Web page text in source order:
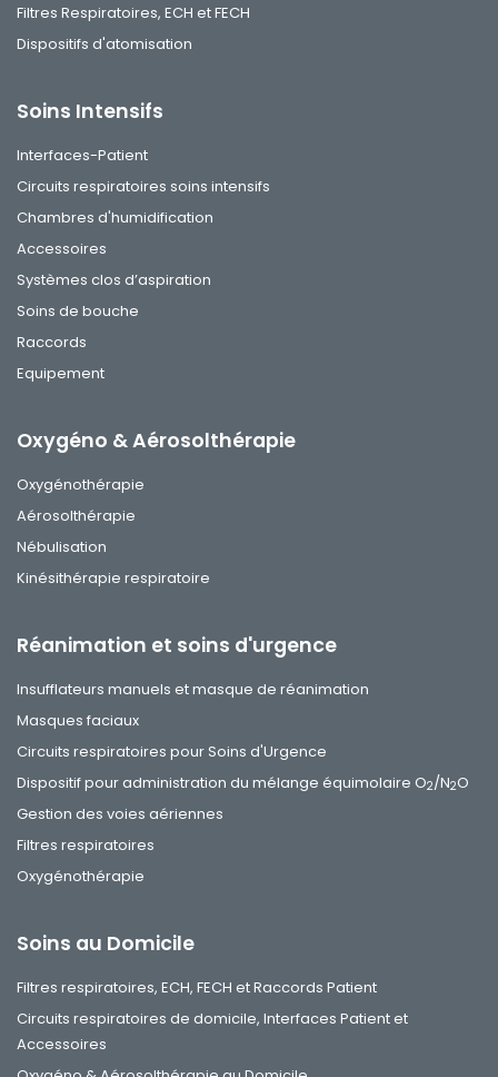
Filtres Respiratoires, ECH et FECH
Dispositifs d'atomisation
Soins Intensifs
Interfaces-Patient
Circuits respiratoires soins intensifs
Chambres d'humidification
Accessoires
Systèmes clos d’aspiration
Soins de bouche
Raccords
Equipement
Oxygéno & Aérosolthérapie
Oxygénothérapie
Aérosolthérapie
Nébulisation
Kinésithérapie respiratoire
Réanimation et soins d'urgence
Insufflateurs manuels et masque de réanimation
Masques faciaux
Circuits respiratoires pour Soins d'Urgence
Dispositif pour administration du mélange équimolaire O2/N2O
Gestion des voies aériennes
Filtres respiratoires
Oxygénothérapie
Soins au Domicile
Filtres respiratoires, ECH, FECH et Raccords Patient
Circuits respiratoires de domicile, Interfaces Patient et
Accessoires